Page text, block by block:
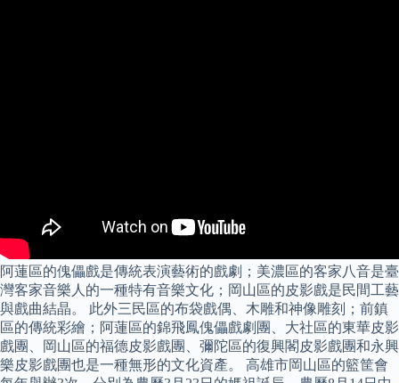
阿蓮區的傀儡戲是傳統表演藝術的戲劇；美濃區的客家八音是臺
灣客家音樂人的一種特有音樂文化；岡山區的皮影戲是民間工藝
與戲曲結晶。 此外三民區的布袋戲偶、木雕和神像雕刻；前鎮
區的傳統彩繪；阿蓮區的錦飛鳳傀儡戲劇團、大社區的東華皮影
戲團、岡山區的福德皮影戲團、彌陀區的復興閣皮影戲團和永興
樂皮影戲團也是一種無形的文化資產。 高雄市岡山區的籃筐會